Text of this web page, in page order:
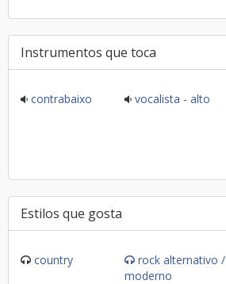
Instrumentos que toca
contrabaixo vocalista - alto
Estilos que gosta
country
rock alternativo /
moderno